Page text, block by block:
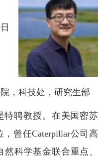
日
， 科技处 ， 研究生部
特聘教授。在美国密苏
，曾任Caterpillar公司高
科学基金联合重点、